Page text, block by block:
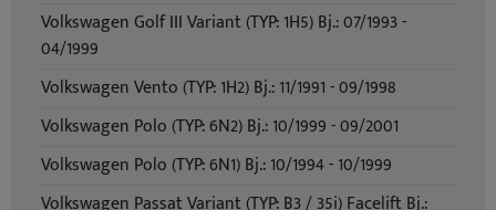
Volkswagen Golf III Variant (TYP: 1H5) Bj.: 07/1993 -
04/1999
Volkswagen Vento (TYP: 1H2) Bj.: 11/1991 - 09/1998
Volkswagen Polo (TYP: 6N2) Bj.: 10/1999 - 09/2001
Volkswagen Polo (TYP: 6N1) Bj.: 10/1994 - 10/1999
Volkswagen Passat Variant (TYP: B3 / 35i) Facelift Bj.: